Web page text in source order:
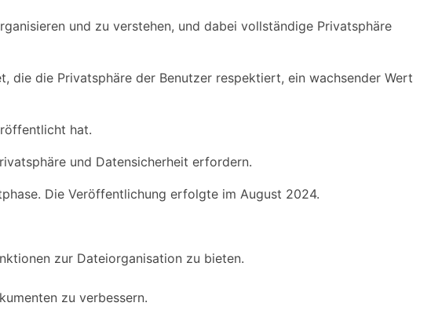
und zu verstehen, und dabei vollständige Privatsphäre
die Privatsphäre der Benutzer respektiert, ein wachsender Wert
hat.
und Datensicherheit erfordern.
Die Veröffentlichung erfolgte im August 2024.
zur Dateiorganisation zu bieten.
zu verbessern.